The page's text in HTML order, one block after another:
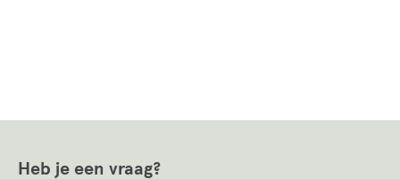
Heb je een vraag?